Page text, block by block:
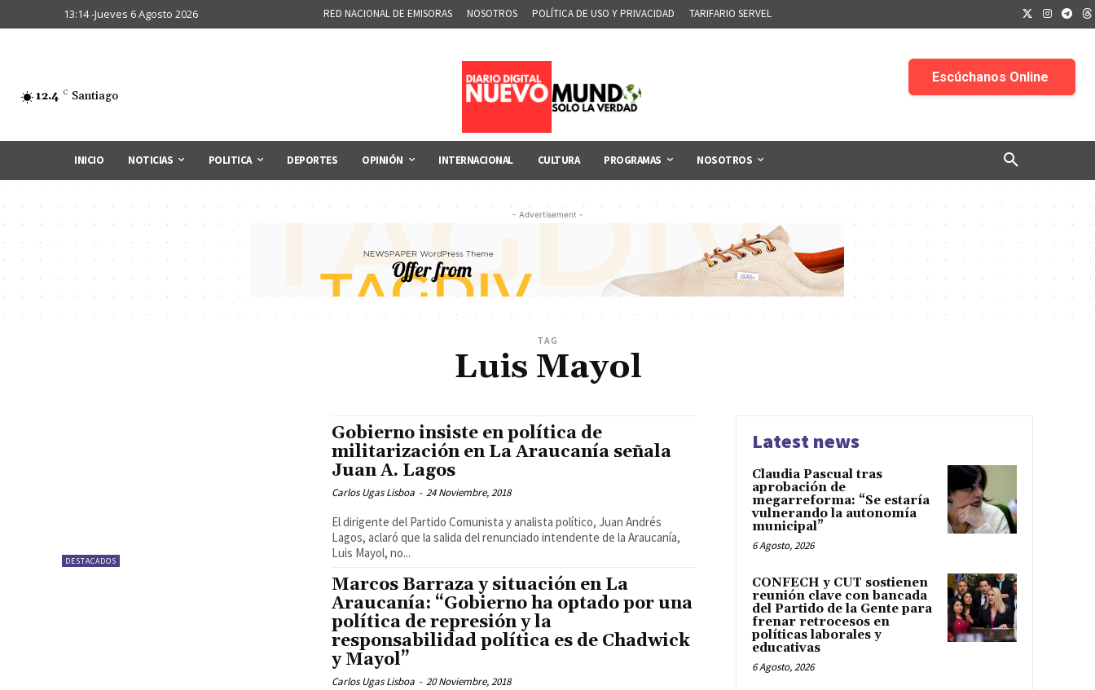
13:14 -Jueves 6 Agosto 2026 RED NACIONAL DE EMISORAS NOSOTROS POLÍTICA DE USO Y PRIVACIDAD TARIFARIO SERVEL
12.4 C Santiago
INICIO NOTICIAS POLITICA DEPORTES OPINIÓN INTERNACIONAL CULTURA PROGRAMAS NOSOTROS
- Advertisement -
TAG
Luis Mayol
DESTACADOS
Gobierno insiste en política de
militarización en La Araucanía señala
Juan A. Lagos
Carlos Ugas Lisboa - 24 Noviembre, 2018
El dirigente del Partido Comunista y analista político, Juan Andrés
Lagos, aclaró que la salida del renunciado intendente de la Araucanía,
Luis Mayol, no...
Marcos Barraza y situación en La
Araucanía: “Gobierno ha optado por una
política de represión y la
responsabilidad política es de Chadwick
y Mayol”
Carlos Ugas Lisboa - 20 Noviembre, 2018
Latest news
Claudia Pascual tras
aprobación de
megarreforma: “Se estaría
vulnerando la autonomía
municipal”
6 Agosto, 2026
CONFECH y CUT sostienen
reunión clave con bancada
del Partido de la Gente para
frenar retrocesos en
políticas laborales y
educativas
6 Agosto, 2026